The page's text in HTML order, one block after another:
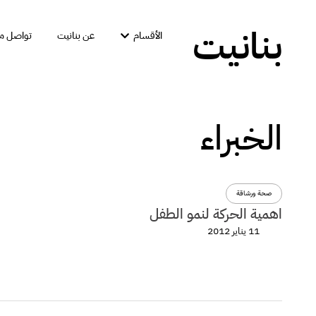
بنانيت الأقسام عن بنانيت تواصل
الخبراء
صحة ورشاقة
اهمية الحركة لنمو الطفل
11 يناير 2012